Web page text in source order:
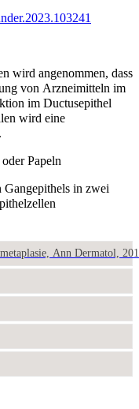
wird angenommen, dass
von Arzneimitteln im
im Ductusepithel
wird eine
Papeln
Gangepithels in zwei
Ann Dermatol,